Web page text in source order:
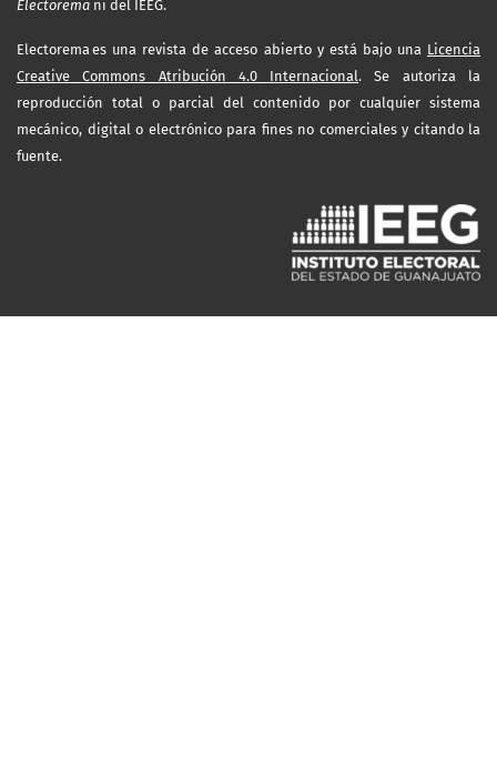
Electorema ni del IEEG.
Electorema es una revista de acceso abierto y está bajo una Licencia
Creative Commons Atribución 4.0 Internacional. Se autoriza la
reproducción total o parcial del contenido por cualquier sistema
mecánico, digital o electrónico para fines no comerciales y citando la
fuente.